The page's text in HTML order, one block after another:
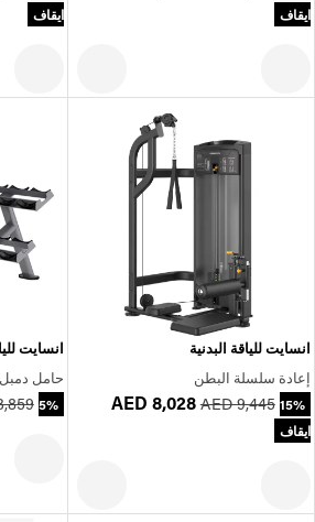
ايقاف
ايقاف
انسايت للياقة البدنية
إعادة سلسلة البطن
AED 8,028 AED 9,445 15%
ايقاف
انسايت
حامل دمبل 10
5% ايقاف